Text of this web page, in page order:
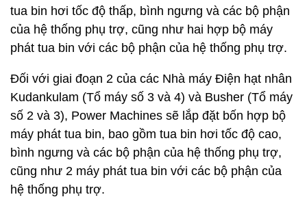
tua bin hơi tốc độ thấp, bình ngưng và các bộ phận
của hệ thống phụ trợ, cũng như hai hợp bộ máy
phát tua bin với các bộ phận của hệ thống phụ trợ.
Đối với giai đoạn 2 của các Nhà máy Điện hạt nhân
Kudankulam (Tổ máy số 3 và 4) và Busher (Tổ máy
số 2 và 3), Power Machines sẽ lắp đặt bốn hợp bộ
máy phát tua bin, bao gồm tua bin hơi tốc độ cao,
bình ngưng và các bộ phận của hệ thống phụ trợ,
cũng như 2 máy phát tua bin với các bộ phận của
hệ thống phụ trợ.